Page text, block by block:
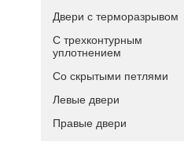
Двери с терморазрывом
С трехконтурным
уплотнением
Со скрытыми петлями
Левые двери
Правые двери